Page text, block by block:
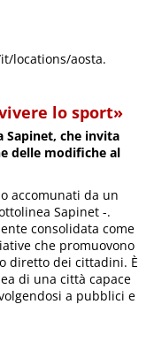
locations/aosta.
lo sport»
Sapinet, che invita
delle modifiche al
accomunati da un
Sapinet -.
consolidata come
che promuovono
diretto dei cittadini. È
di una città capace
a pubblici e